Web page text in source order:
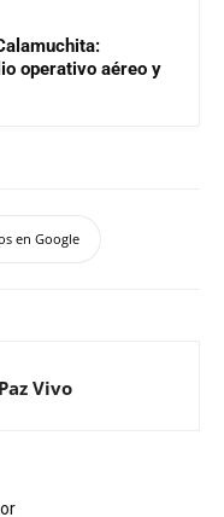
operativo aéreo y
en Google
Vivo